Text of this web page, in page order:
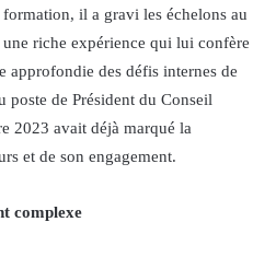
il a gravi les échelons au
riche expérience qui lui confère
approfondie des défis internes de
poste de Président du Conseil
2023 avait déjà marqué la
et de son engagement.
complexe